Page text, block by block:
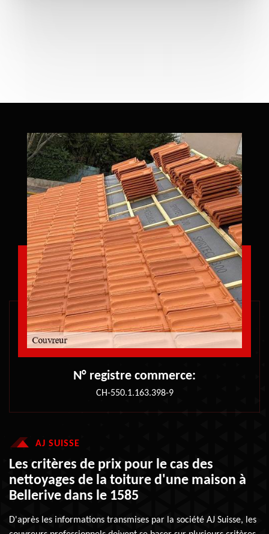
N° registre commerce:
CH-550.1.163.398-9
AJ SUISSE
Les critères de prix pour le cas des
nettoyages de la toiture d'une maison à
Bellerive dans le 1585
D'après les informations transmises par la société AJ Suisse, les